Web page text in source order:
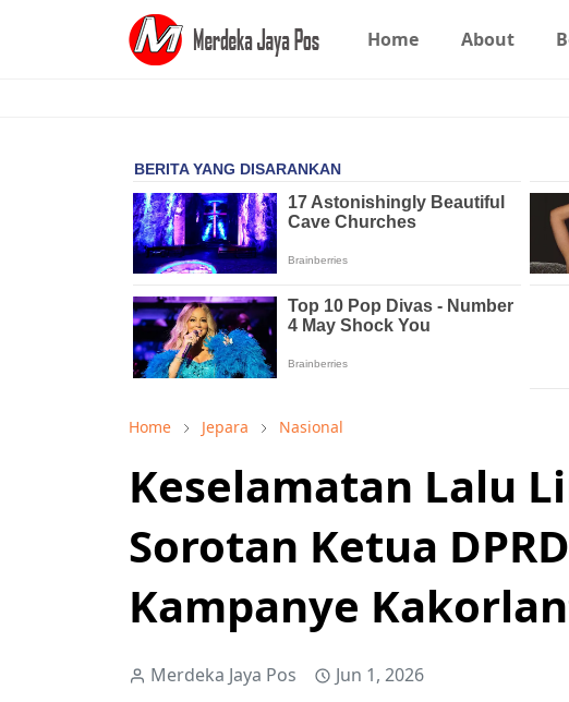
Home About
Home Jepara Nasional
Keselamatan Lalu
Sorotan Ketua
Kampanye
Merdeka Jaya Pos Jun 1, 2026